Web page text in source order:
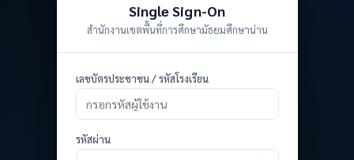
Single Sign-On
สำนักงานเขตพื้นที่การศึกษามัธยมศึกษาน่าน
เลขบัตรประชาชน / รหัสโรงเรียน
รหัสผ่าน